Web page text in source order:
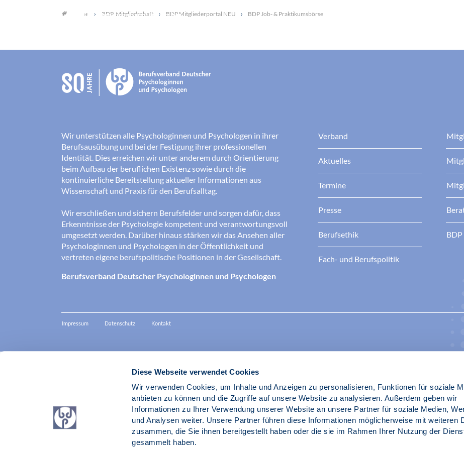
Diese Webseite verwendet Cookies
Wir verwenden Cookies, um Inhalte und Anzeigen zu personalisieren, Funktionen für soziale
anbieten zu können und die Zugriffe auf unsere Website zu analysieren. Außerdem geben wir
Informationen zu Ihrer Verwendung unserer Website an unsere Partner für soziale Medien,
und Analysen weiter. Unsere Partner führen diese Informationen möglicherweise mit weiteren
zusammen, die Sie ihnen bereitgestellt haben oder die sie im Rahmen Ihrer Nutzung der
gesammelt haben.
Home BDP-Mitgliedschaft BDP Mitgliederportal NEU BDP Job- & Praktikumsbörse
Wir unterstützen alle Psychologinnen und Psychologen in ihrer
Berufsausübung und bei der Festigung ihrer professionellen
Identität. Dies erreichen wir unter anderem durch Orientierung
beim Aufbau der beruflichen Existenz sowie durch die
kontinuierliche Bereitstellung aktueller Informationen aus
Wissenschaft und Praxis für den Berufsalltag.
Wir erschließen und sichern Berufsfelder und sorgen dafür, dass
Erkenntnisse der Psychologie kompetent und verantwortungsvoll
umgesetzt werden. Darüber hinaus stärken wir das Ansehen aller
Psychologinnen und Psychologen in der Öffentlichkeit und
vertreten eigene berufspolitische Positionen in der Gesellschaft.
Berufsverband Deutscher Psychologinnen und Psychologen
Verband
Aktuelles
Termine
Presse
Berufsethik
Fach- und Berufspolitik
Impressum Datenschutz Kontakt